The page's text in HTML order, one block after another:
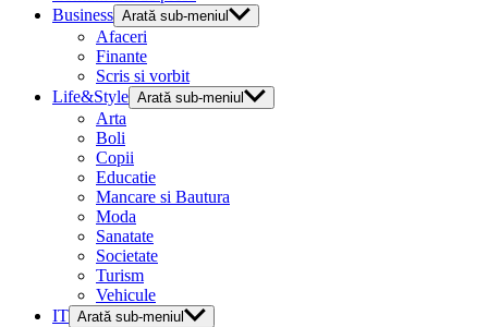
Business Arată sub-meniul
Afaceri
Finante
Scris si vorbit
Life&Style Arată sub-meniul
Arta
Boli
Copii
Educatie
Mancare si Bautura
Moda
Sanatate
Societate
Turism
Vehicule
IT Arată sub-meniul